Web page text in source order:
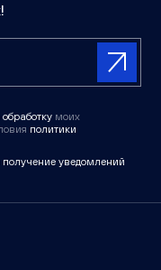
моих
политики
получение уведомлений